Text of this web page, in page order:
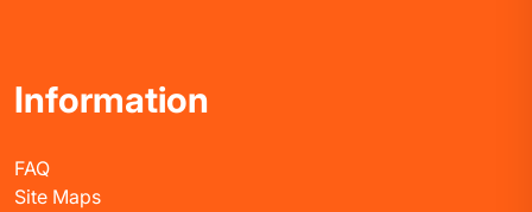
Information
FAQ
Site Maps